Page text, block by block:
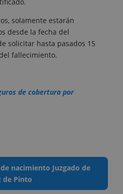
solamente estarán
desde la fecha del
solicitar hasta pasados 15
fallecimiento.
de cobertura por
nacimiento Juzgado de
de Pinto